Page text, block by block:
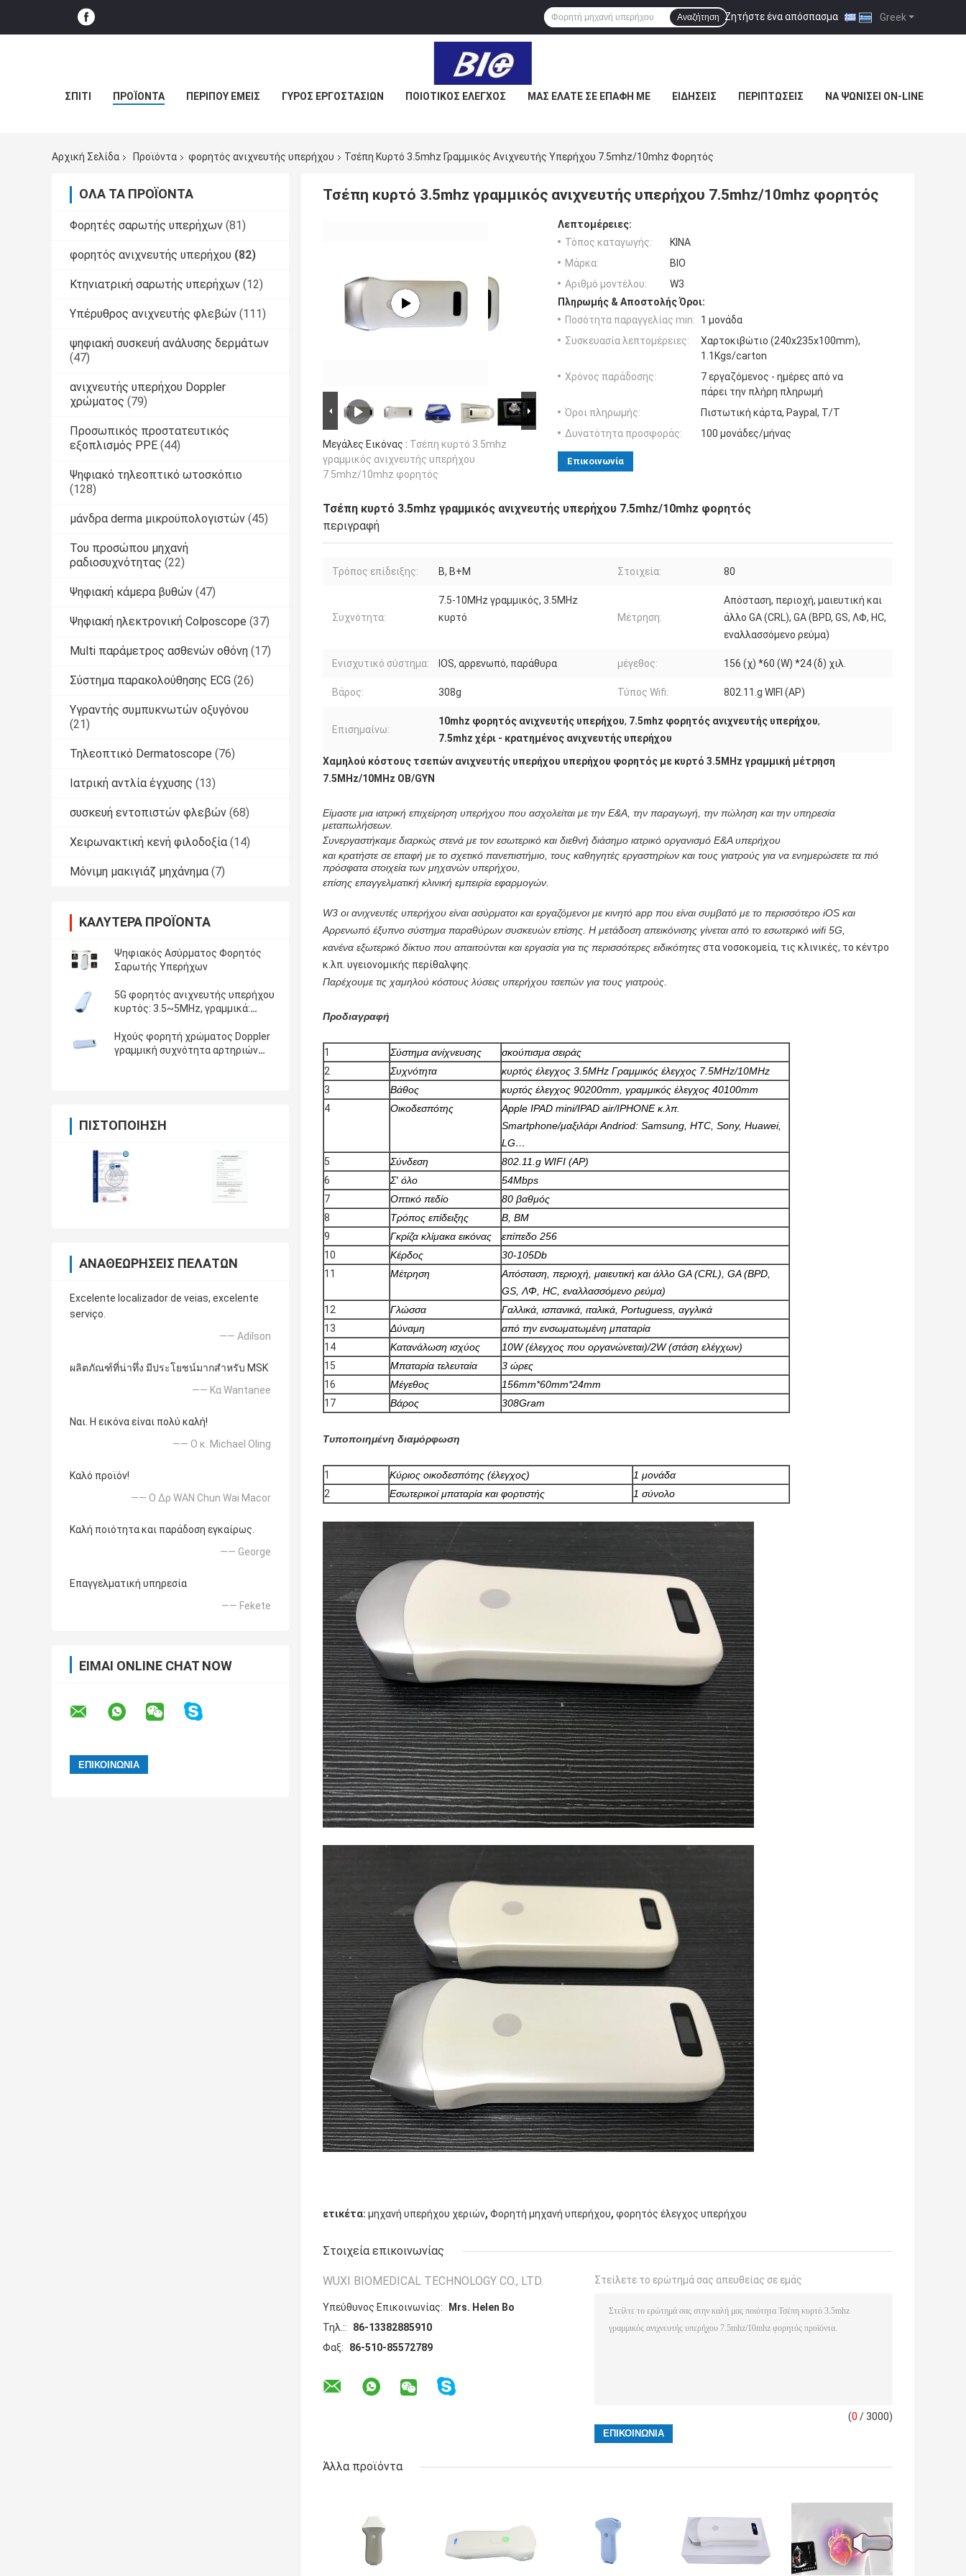
Greek
Ζητήστε ένα απόσπασμα |
Αναζήτηση
ΣΠΊΤΙ ΠΡΟΪΌΝΤΑ ΠΕΡΊΠΟΥ ΕΜΕΊΣ ΓΎΡΟΣ ΕΡΓΟΣΤΑΣΊΩΝ ΠΟΙΟΤΙΚΌΣ ΈΛΕΓΧΟΣ ΜΑΣ ΕΛΆΤΕ ΣΕ ΕΠΑΦΉ ΜΕ ΕΙΔΉΣΕΙΣ ΠΕΡΙΠΤΏΣΕΙΣ ΝΑ ΨΩΝΊΣΕΙ ON-LINE
Αρχική Σελίδα Προϊόντα φορητός ανιχνευτής υπερήχου Τσέπη Κυρτό 3.5mhz Γραμμικός Ανιχνευτής Υπερήχου 7.5mhz/10mhz Φορητός
ΌΛΑ ΤΑ ΠΡΟΪΌΝΤΑ
Φορητές σαρωτής υπερήχων (81)
φορητός ανιχνευτής υπερήχου (82)
Κτηνιατρική σαρωτής υπερήχων (12)
Υπέρυθρος ανιχνευτής φλεβών (111)
ψηφιακή συσκευή ανάλυσης δερμάτων
(47)
ανιχνευτής υπερήχου Doppler
χρώματος (79)
Προσωπικός προστατευτικός
εξοπλισμός PPE (44)
Ψηφιακό τηλεοπτικό ωτοσκόπιο
(128)
μάνδρα derma μικροϋπολογιστών (45)
Του προσώπου μηχανή
ραδιοσυχνότητας (22)
Ψηφιακή κάμερα βυθών (47)
Ψηφιακή ηλεκτρονική Colposcope (37)
Multi παράμετρος ασθενών οθόνη (17)
Σύστημα παρακολούθησης ECG (26)
Υγραντής συμπυκνωτών οξυγόνου
(21)
Τηλεοπτικό Dermatoscope (76)
Ιατρική αντλία έγχυσης (13)
συσκευή εντοπιστών φλεβών (68)
Χειρωνακτική κενή φιλοδοξία (14)
Μόνιμη μακιγιάζ μηχάνημα (7)
ΚΑΛΎΤΕΡΑ ΠΡΟΪΌΝΤΑ
Ψηφιακός Ασύρματος Φορητός
Σαρωτής Υπερήχων
5G φορητός ανιχνευτής υπερήχου
κυρτός: 3.5~5MHz, γραμμικά:
Ηχούς φορητή χρώματος Doppler
γραμμική συχνότητα αρτηριών
ΠΙΣΤΟΠΟΊΗΣΗ
ΑΝΑΘΕΩΡΉΣΕΙΣ ΠΕΛΑΤΏΝ
Excelente localizador de veias, excelente
serviço.
—— Adilson
ผลิตภัณฑ์ที่น่าทึ่ง มีประโยชน์มากสำหรับ MSK
—— Κα Wantanee
Ναι. Η εικόνα είναι πολύ καλή!
—— Ο κ. Michael Oling
Καλό προϊόν!
—— Ο Δρ WAN Chun Wai Macor
Καλή ποιότητα και παράδοση εγκαίρως.
—— George
Επαγγελματική υπηρεσία
—— Fekete
ΕΊΜΑΙ ONLINE CHAT NOW
Τσέπη κυρτό 3.5mhz γραμμικός ανιχνευτής υπερήχου 7.5mhz/10mhz φορητός
Μεγάλες Εικόνας : Τσέπη κυρτό 3.5mhz
γραμμικός ανιχνευτής υπερήχου
7.5mhz/10mhz φορητός
Λεπτομέρειες:
Τόπος καταγωγής:
ΚΙΝΑ
Μάρκα:
BIO
Αριθμό μοντέλου:
W3
Πληρωμής & Αποστολής Όροι:
Ποσότητα παραγγελίας min:
1 μονάδα
Συσκευασία λεπτομέρειες:
Χαρτοκιβώτιο (240x235x100mm),
1.1Kgs/carton
Χρόνος παράδοσης:
7 εργαζόμενος - ημέρες από να
πάρει την πλήρη πληρωμή
Όροι πληρωμής:
Πιστωτική κάρτα, Paypal, T/T
Δυνατότητα προσφοράς:
100 μονάδες/μήνας
Επικοινωνία
Τσέπη κυρτό 3.5mhz γραμμικός ανιχνευτής υπερήχου 7.5mhz/10mhz φορητός
περιγραφή
Τρόπος επίδειξης: Β, B+M Στοιχεία: 80
Συχνότητα:
7.5-10MHz γραμμικός, 3.5MHz
κυρτό
Μέτρηση:
Απόσταση, περιοχή, μαιευτική και
άλλο GA (CRL), GA (BPD, GS, ΛΦ, HC,
εναλλασσόμενο ρεύμα)
Ενισχυτικό σύστημα: IOS, αρρενωπό, παράθυρα μέγεθος: 156 (χ) *60 (W) *24 (δ) χιλ.
Βάρος: 308g Τύπος Wifi: 802.11.g WIFI (AP)
Επισημαίνω:
10mhz φορητός ανιχνευτής υπερήχου, 7.5mhz φορητός ανιχνευτής υπερήχου,
7.5mhz χέρι - κρατημένος ανιχνευτής υπερήχου
Χαμηλού κόστους τσεπών ανιχνευτής υπερήχου υπερήχου φορητός με κυρτό 3.5MHz γραμμική μέτρηση
7.5MHz/10MHz OB/GYN
Είμαστε μια ιατρική επιχείρηση υπερήχου που ασχολείται με την Ε&Α, την παραγωγή, την πώληση και την υπηρεσία
μεταπωλήσεων.
Συνεργαστήκαμε διαρκώς στενά με τον εσωτερικό και διεθνή διάσημο ιατρικό οργανισμό Ε&Α υπερήχου
και κρατήστε σε επαφή με το σχετικό πανεπιστήμιο, τους καθηγητές εργαστηρίων και τους γιατρούς για να ενημερώσετε τα πιό
πρόσφατα στοιχεία των μηχανών υπερήχου,
επίσης επαγγελματική κλινική εμπειρία εφαρμογών.
W3 οι ανιχνευτές υπερήχου είναι ασύρματοι και εργαζόμενοι με κινητό app που είναι συμβατό με το περισσότερο iOS και
Αρρενωπό έξυπνο σύστημα παραθύρων συσκευών επίσης. Η μετάδοση απεικόνισης γίνεται από το εσωτερικό wifi 5G,
κανένα εξωτερικό δίκτυο που απαιτούνται και εργασία για τις περισσότερες ειδικότητεςστα νοσοκομεία, τις κλινικές, το κέντρο
κ.λπ. υγειονομικής περίθαλψης.
Παρέχουμε τις χαμηλού κόστους λύσεις υπερήχου τσεπών για τους γιατρούς.
Προδιαγραφή
1 Σύστημα ανίχνευσης
σκούπισμα σειράς
2
Συχνότητα
κυρτός έλεγχος 3.5MHz Γραμμικός έλεγχος 7.5MHz/10MHz
3
Βάθος
κυρτός έλεγχος 90200mm, γραμμικός έλεγχος 40100mm
4
Οικοδεσπότης
Apple IPAD mini/IPAD air/IPHONE κ.λπ.
Smartphone/μαξιλάρι Andriod: Samsung, HTC, Sony, Huawei,
LG…
5
Σύνδεση
802.11.g WIFI (AP)
6
Σ' όλο
54Mbps
7
Οπτικό πεδίο
80 βαθμός
8
Τρόπος επίδειξης
Β, BM
9
Γκρίζα κλίμακα εικόνας
επίπεδο 256
10
Κέρδος
30-105Db
11
Μέτρηση
Απόσταση, περιοχή, μαιευτική και άλλο GA (CRL), GA (BPD,
GS, ΛΦ, HC, εναλλασσόμενο ρεύμα)
12
Γλώσσα
Γαλλικά, ισπανικά, ιταλικά, Portuguess, αγγλικά
13
Δύναμη
από την ενσωματωμένη μπαταρία
14
Κατανάλωση ισχύος
10W (έλεγχος που οργανώνεται)/2W (στάση ελέγχων)
15
Μπαταρία τελευταία
3 ώρες
16
Μέγεθος
156mm*60mm*24mm
17
Βάρος 308Gram
Τυποποιημένη διαμόρφωση
1 Κύριος οικοδεσπότης (έλεγχος)
1 μονάδα
2
Εσωτερικοί μπαταρία και φορτιστής 1 σύνολο
ετικέτα: μηχανή υπερήχου χεριών, Φορητή μηχανή υπερήχου, φορητός έλεγχος υπερήχου
Στοιχεία επικοινωνίας
WUXI BIOMEDICAL TECHNOLOGY CO., LTD.
Υπεύθυνος Επικοινωνίας:
Mrs. Helen Bo
Τηλ.::
86-13382885910
Φαξ:
86-510-85572789
Στείλετε το ερώτημά σας απευθείας σε εμάς
(0 / 3000)
Άλλα προϊόντα